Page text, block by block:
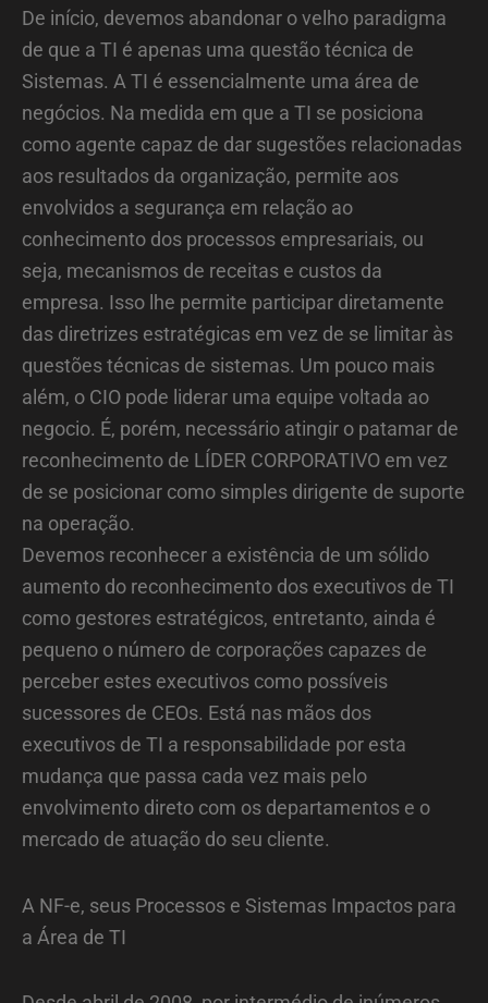
De início, devemos abandonar o velho paradigma
de que a TI é apenas uma questão técnica de
Sistemas. A TI é essencialmente uma área de
negócios. Na medida em que a TI se posiciona
como agente capaz de dar sugestões relacionadas
aos resultados da organização, permite aos
envolvidos a segurança em relação ao
conhecimento dos processos empresariais, ou
seja, mecanismos de receitas e custos da
empresa. Isso lhe permite participar diretamente
das diretrizes estratégicas em vez de se limitar às
questões técnicas de sistemas. Um pouco mais
além, o CIO pode liderar uma equipe voltada ao
negocio. É, porém, necessário atingir o patamar de
reconhecimento de LÍDER CORPORATIVO em vez
de se posicionar como simples dirigente de suporte
na operação.
Devemos reconhecer a existência de um sólido
aumento do reconhecimento dos executivos de TI
como gestores estratégicos, entretanto, ainda é
pequeno o número de corporações capazes de
perceber estes executivos como possíveis
sucessores de CEOs. Está nas mãos dos
executivos de TI a responsabilidade por esta
mudança que passa cada vez mais pelo
envolvimento direto com os departamentos e o
mercado de atuação do seu cliente.
A NF-e, seus Processos e Sistemas Impactos para
a Área de TI